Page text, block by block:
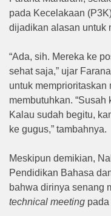
pada Kecelakaan
dijadikan alasan untuk
“Ada, sih. Mereka ke
sehat saja,” ujar
untuk
membutuhkan.
Kalau sudah begitu,
ke gugus,” tambahnya.
Meskipun demikian,
Pendidikan Bahasa
bahwa dirinya senang
technical meeting